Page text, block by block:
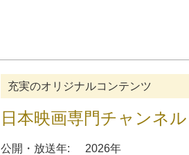
充実のオリジナルコンテンツ
日本映画専門チャンネ
公開・放送年: 2026年